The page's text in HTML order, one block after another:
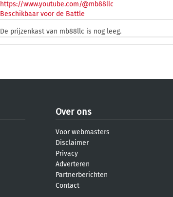
https://www.youtube.com/@mb88llc
Beschikbaar voor de Battle
De prijzenkast van mb88llc is nog leeg.
Over ons
Voor webmasters
Disclaimer
Privacy
Adverteren
Partnerberichten
Contact